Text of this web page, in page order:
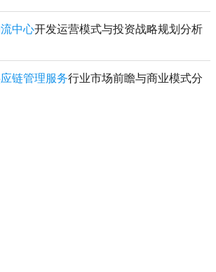
中心开发运营模式与投资战略规划分析
链管理服务行业市场前瞻与商业模式分